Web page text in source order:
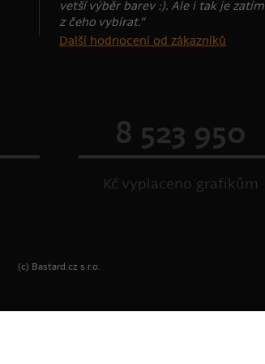
vetší výběr barev :). Ale i tak je zatím
z čeho vybírat.“
Další hodnocení od zákazníků
8 523 950
Kč vyplaceno grafikům
(c) Bastard.cz s.r.o.